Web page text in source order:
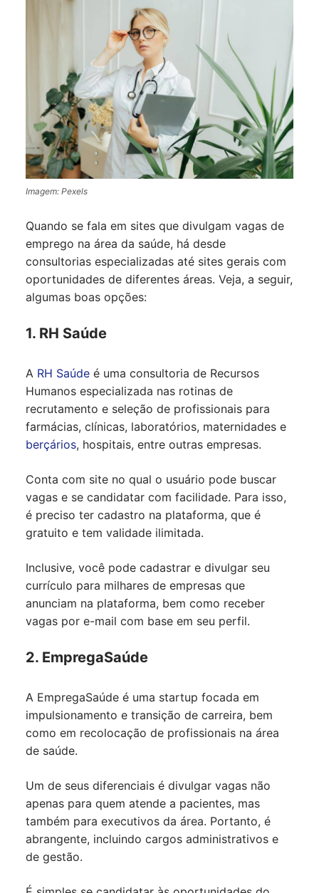
Imagem: Pexels
Quando se fala em sites que divulgam vagas de
emprego na área da saúde, há desde
consultorias especializadas até sites gerais com
oportunidades de diferentes áreas. Veja, a seguir,
algumas boas opções:
1. RH Saúde
A RH Saúde é uma consultoria de Recursos
Humanos especializada nas rotinas de
recrutamento e seleção de profissionais para
farmácias, clínicas, laboratórios, maternidades e
berçários, hospitais, entre outras empresas.
Conta com site no qual o usuário pode buscar
vagas e se candidatar com facilidade. Para isso,
é preciso ter cadastro na plataforma, que é
gratuito e tem validade ilimitada.
Inclusive, você pode cadastrar e divulgar seu
currículo para milhares de empresas que
anunciam na plataforma, bem como receber
vagas por e-mail com base em seu perfil.
2. EmpregaSaúde
A EmpregaSaúde é uma startup focada em
impulsionamento e transição de carreira, bem
como em recolocação de profissionais na área
de saúde.
Um de seus diferenciais é divulgar vagas não
apenas para quem atende a pacientes, mas
também para executivos da área. Portanto, é
abrangente, incluindo cargos administrativos e
de gestão.